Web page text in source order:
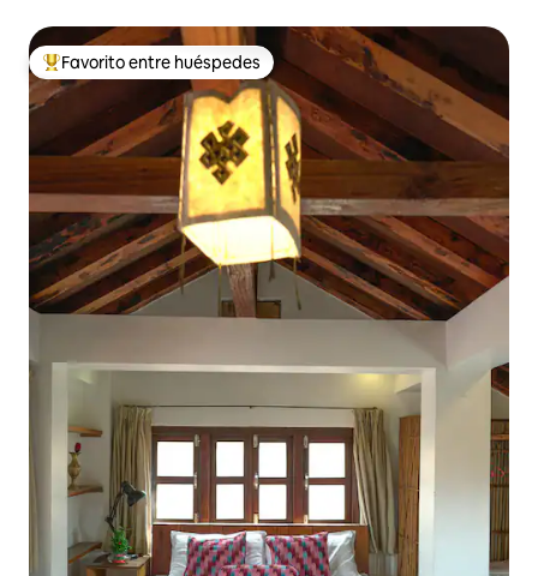
Favorito entre huéspedes preferido
Favorito entre huéspedes